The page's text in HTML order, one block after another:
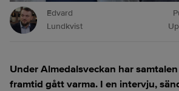
Edvard
Lundkvist
Under Almedalsveckan har
framtid gått varma. I en intervju,